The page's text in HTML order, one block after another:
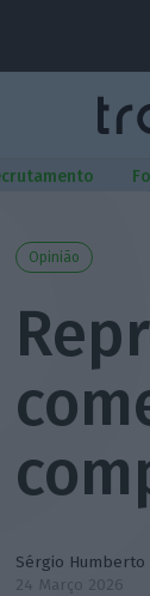
Opinião
Sérgio Humberto
24 Março 2026